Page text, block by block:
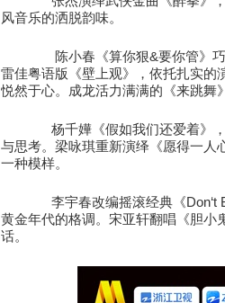
风音乐的洒脱韵味。
陈小春《算你狠&要你管》
雷佳粤语版《壁上观》，依托扎实的
悦然于心。成龙活力满满的《来跳舞
杨千嬅《假如我们还爱着》
与思考。梁咏琪重新演绎《愿得一人
一种模样。
李宇春改编摇滚经典《Don‘t
黄金年代的格调。宋亚轩翻唱《胆小
话。